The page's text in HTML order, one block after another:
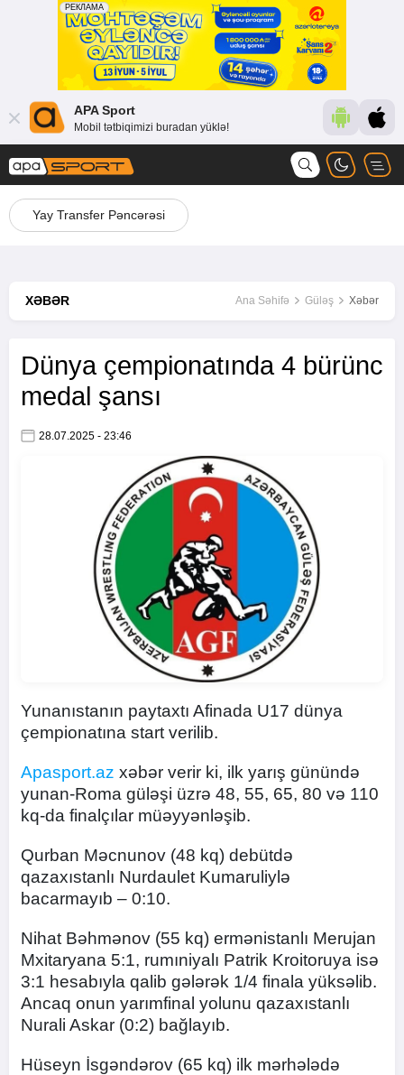
APA Sport
Mobil tətbiqimizi buradan yüklə!
Yay Transfer Pəncərəsi
XƏBƏR Ana Səhifə Güləş Xəbər
Dünya çempionatında 4 bürünc
medal şansı
28.07.2025 - 23:46
Yunanıstanın paytaxtı Afinada U17 dünya
çempionatına start verilib.
Apasport.az xəbər verir ki, ilk yarış günündə
yunan-Roma güləşi üzrə 48, 55, 65, 80 və 110
kq-da finalçılar müəyyənləşib.
Qurban Məcnunov (48 kq) debütdə
qazaxıstanlı Nurdaulet Kumaruliylə
bacarmayıb – 0:10.
Nihat Bəhmənov (55 kq) ermənistanlı Merujan
Mxitaryana 5:1, rumıniyalı Patrik Kroitoruya isə
3:1 hesabıyla qalib gələrək 1/4 finala yüksəlib.
Ancaq onun yarımfinal yolunu qazaxıstanlı
Nurali Askar (0:2) bağlayıb.
Hüseyn İsgəndərov (65 kq) ilk mərhələdə